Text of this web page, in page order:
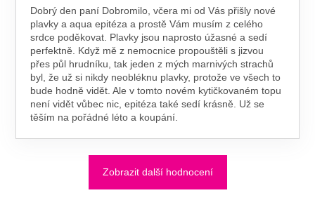
Dobrý den paní Dobromilo, včera mi od Vás přišly nové
plavky a aqua epitéza a prostě Vám musím z celého
srdce poděkovat. Plavky jsou naprosto úžasné a sedí
perfektně. Když mě z nemocnice propouštěli s jizvou
přes půl hrudníku, tak jeden z mých marnivých strachů
byl, že už si nikdy neobléknu plavky, protože ve všech to
bude hodně vidět. Ale v tomto novém kytičkovaném topu
není vidět vůbec nic, epitéza také sedí krásně. Už se
těším na pořádné léto a koupání.
Zobrazit další hodnocení